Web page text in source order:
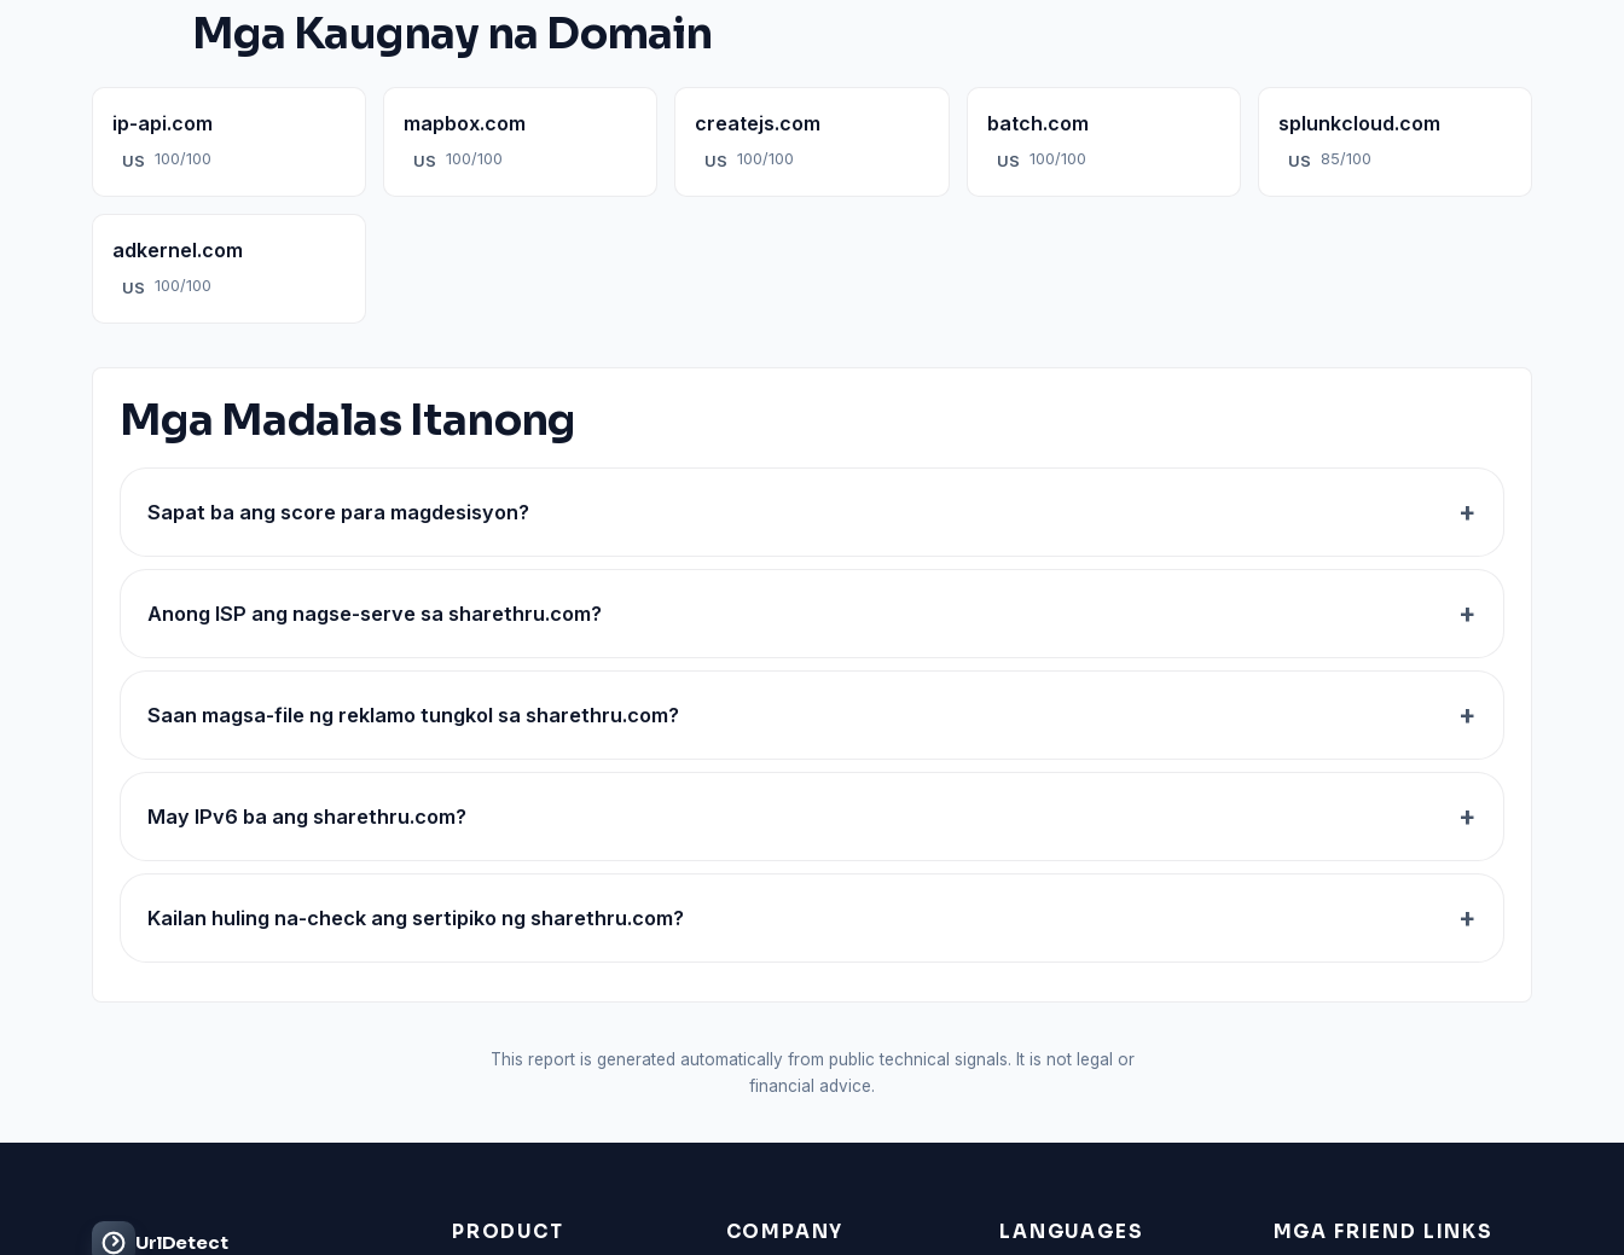
Mga Kaugnay na Domain
ip-api.com
US 100/100
mapbox.com
US 100/100
createjs.com
US 100/100
batch.com
US 100/100
splunkcloud.com
US 85/100
adkernel.com
US 100/100
Mga Madalas Itanong
Sapat ba ang score para magdesisyon?
Anong ISP ang nagse-serve sa sharethru.com?
Saan magsa-file ng reklamo tungkol sa sharethru.com?
May IPv6 ba ang sharethru.com?
Kailan huling na-check ang sertipiko ng sharethru.com?
This report is generated automatically from public technical signals. It is not legal or
financial advice.
UrlDetect PRODUCT COMPANY LANGUAGES MGA FRIEND LINKS